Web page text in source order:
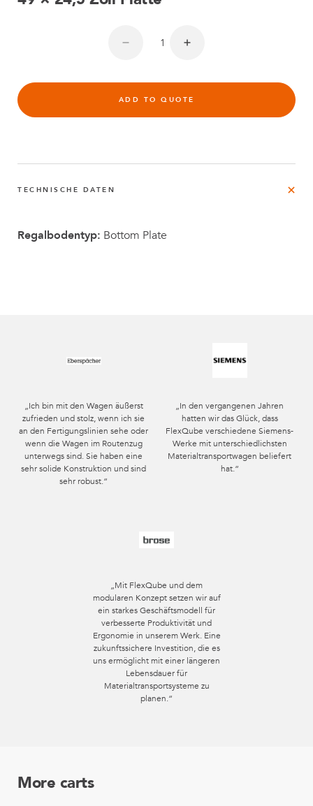
ADD TO QUOTE
TECHNISCHE DATEN
Regalbodentyp: Bottom Plate
„Ich bin mit den Wagen äußerst
zufrieden und stolz, wenn ich sie
an den Fertigungslinien sehe oder
wenn die Wagen im Routenzug
unterwegs sind. Sie haben eine
sehr solide Konstruktion und sind
sehr robust.“
„In den vergangenen Jahren
hatten wir das Glück, dass
FlexQube verschiedene Siemens-
Werke mit unterschiedlichsten
Materialtransportwagen beliefert
hat.“
„Mit FlexQube und dem
modularen Konzept setzen wir auf
ein starkes Geschäftsmodell für
verbesserte Produktivität und
Ergonomie in unserem Werk. Eine
zukunftssichere Investition, die es
uns ermöglicht mit einer längeren
Lebensdauer für
Materialtransportsysteme zu
planen.“
More carts